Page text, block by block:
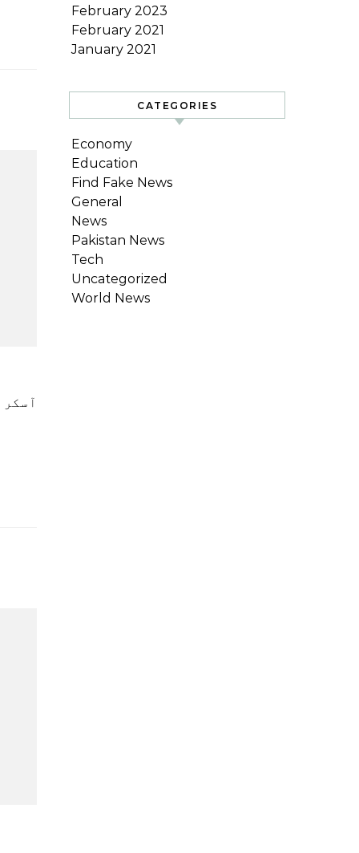
آسکر کی بین الاقوامی فیچر فلم میں پاکستانی کا پہلا انتخاب جوی لینڈ عالمی فورمز پر تعریفوں سے
February 2023
February 2021
January 2021
CATEGORIES
Economy
Education
Find Fake News
General
News
Pakistan News
Tech
Uncategorized
World News